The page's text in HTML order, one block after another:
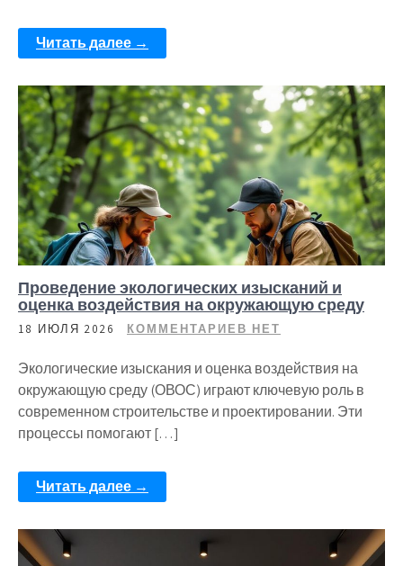
Читать далее →
Проведение экологических изысканий и
оценка воздействия на окружающую среду
18 ИЮЛЯ 2026 КОММЕНТАРИЕВ НЕТ
Экологические изыскания и оценка воздействия на
окружающую среду (ОВОС) играют ключевую роль в
современном строительстве и проектировании. Эти
процессы помогают […]
Читать далее →